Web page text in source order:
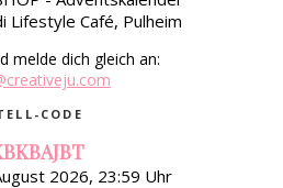
Lifestyle Café, Pulheim
melde dich gleich an:
CODE
2026, 23:59 Uhr